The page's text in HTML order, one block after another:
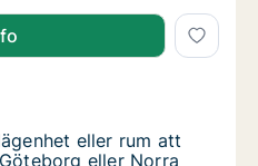
hus eller rum att hyra i
eller rum att hyra i
eller rum att hyra i
eller rum att
eller Norra